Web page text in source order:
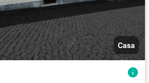
Casa